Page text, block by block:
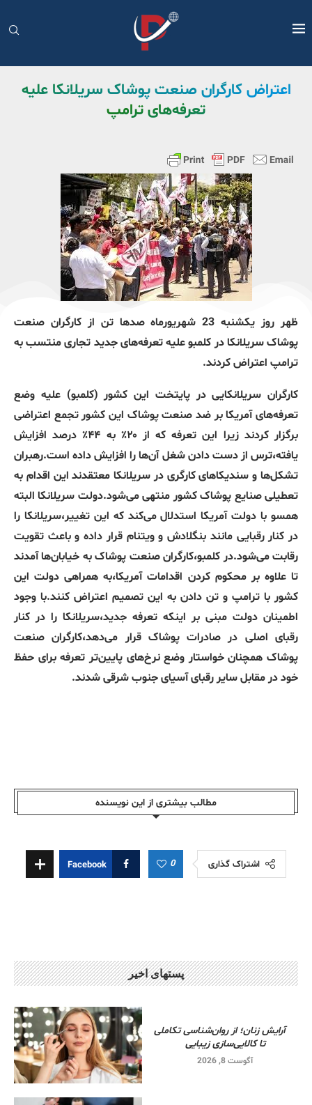
اعتراض کارگران صنعت پوشاک سریلانکا علیه
تعرفه‌های ترامپ
ظهر روز یکشنبه 23 شهریورماه صدها تن از کارگران صنعت
پوشاک سریلانکا در کلمبو علیه تعرفه‌های جدید تجاری منتسب به
ترامپ اعتراض کردند.
کارگران سریلانکایی در پایتخت این کشور (کلمبو) علیه وضع
تعرفه‌های آمریکا بر ضد صنعت پوشاک این کشور تجمع اعتراضی
برگزار کردند زیرا این تعرفه که از ۲۰٪ به ۴۴٪ درصد افزایش
یافته،ترس از دست دادن شغل آن‌ها را افزایش داده است.رهبران
تشکل‌ها و سندیکاهای کارگری در سریلانکا معتقدند این اقدام به
تعطیلی صنایع پوشاک کشور منتهی می‌شود.دولت سریلانکا البته
همسو با دولت آمریکا استدلال می‌کند که این تغییر،سریلانکا را
در کنار رقبایی مانند بنگلادش و ویتنام قرار داده و باعث تقویت
رقابت می‌شود.در کلمبو،کارگران صنعت پوشاک به خیابان‌ها آمدند
تا علاوه بر محکوم کردن اقدامات آمریکا،به همراهی دولت این
کشور با ترامپ و تن دادن به این تصمیم اعتراض کنند.با وجود
اطمینان دولت مبنی بر اینکه تعرفه جدید،سریلانکا را در کنار
رقبای اصلی در صادرات پوشاک قرار می‌دهد،کارگران صنعت
پوشاک همچنان خواستار وضع نرخ‌های پایین‌تر تعرفه برای حفظ
خود در مقابل سایر رقبای آسیای جنوب شرقی شدند.
مطالب بیشتری از این نویسندە
اشتراک گذاری 0
Facebook
پستهای اخیر
آرایش زنان؛ از روان‌شناسی تکاملی
تا کالایی‌سازی زیبایی
آگوست 8, 2026